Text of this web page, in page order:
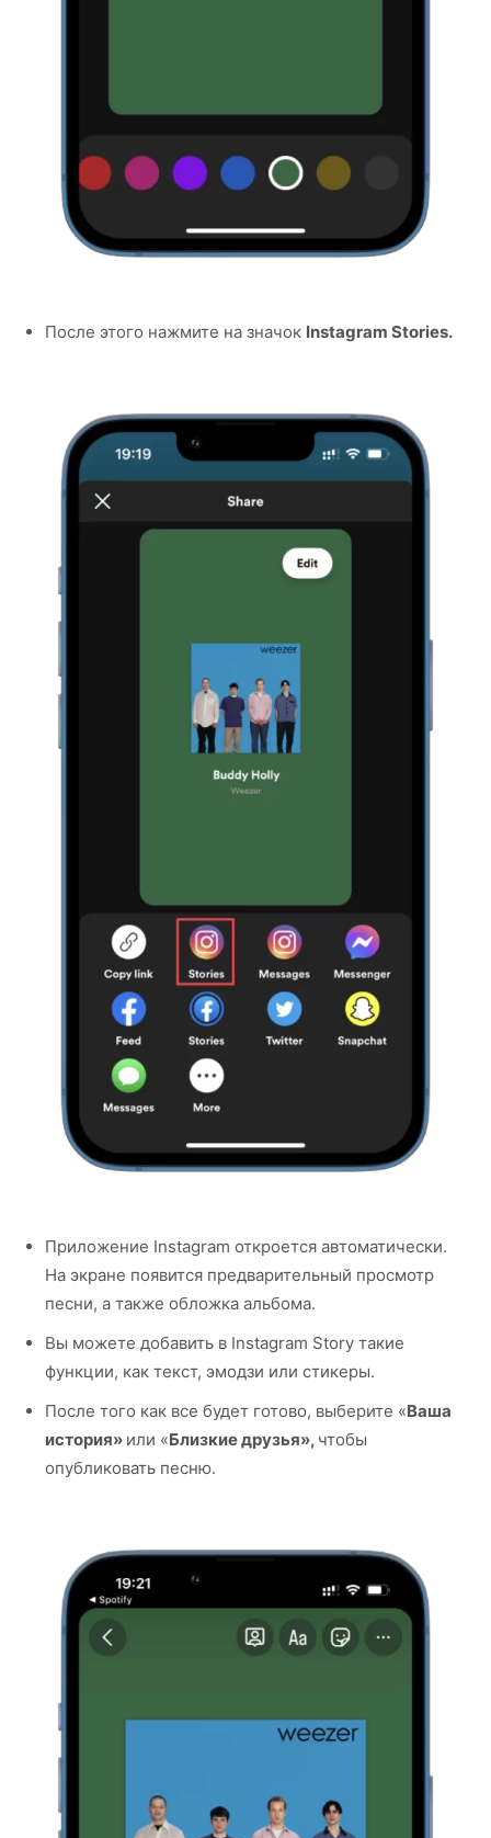
После этого нажмите на значок Instagram Stories.
Приложение Instagram откроется автоматически.
На экране появится предварительный просмотр
песни, а также обложка альбома.
Вы можете добавить в Instagram Story такие
функции, как текст, эмодзи или стикеры.
После того как все будет готово, выберите «Ваша
история» или «Близкие друзья», чтобы
опубликовать песню.